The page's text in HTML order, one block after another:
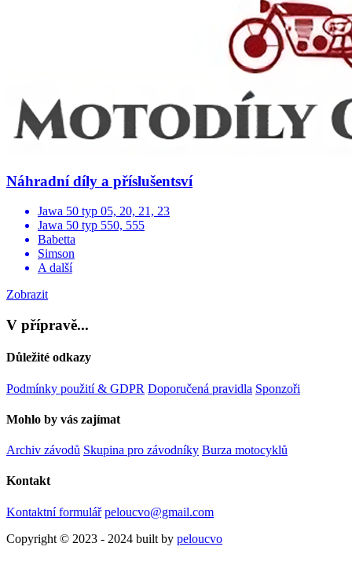
Náhradní díly a příslušentsví
Jawa 50 typ 05, 20, 21, 23
Jawa 50 typ 550, 555
Babetta
Simson
A další
Zobrazit
V přípravě...
Důležité odkazy
Podmínky použití & GDPR Doporučená pravidla Sponzoři
Mohlo by vás zajímat
Archiv závodů Skupina pro závodníky Burza motocyklů
Kontakt
Kontaktní formulář peloucvo@gmail.com
Copyright © 2023 - 2024 built by peloucvo